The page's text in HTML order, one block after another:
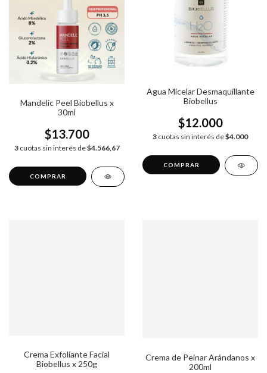
Mandelic Peel Biobellus x
30ml
$13.700
3 cuotas sin interés de$4.566,67
Agua Micelar Desmaquillante
Biobellus
$12.000
3 cuotas sin interés de$4.000
COMPRAR
Crema Exfoliante Facial
Biobellus x 250g
Crema de Peinar Arándanos x
200ml